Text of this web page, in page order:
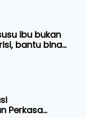
ibu bukan
bantu bina
sihat
Perkasa